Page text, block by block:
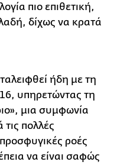
πιο επιθετική,
δίχως να κρατά
ήδη με τη
υπηρετώντας τη
μια συμφωνία
πολλές
προσφυγικές ροές
να είναι σαφώς